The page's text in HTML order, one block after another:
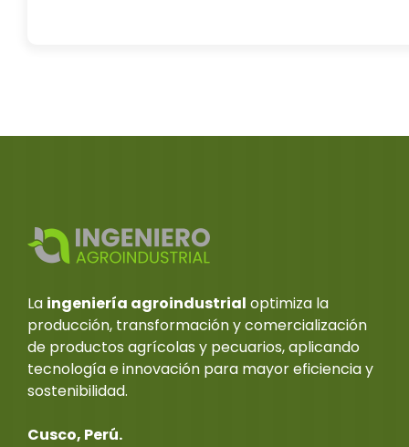
La ingeniería agroindustrial optimiza la
producción, transformación y comercialización
de productos agrícolas y pecuarios, aplicando
tecnología e innovación para mayor eficiencia y
sostenibilidad.
Cusco, Perú.